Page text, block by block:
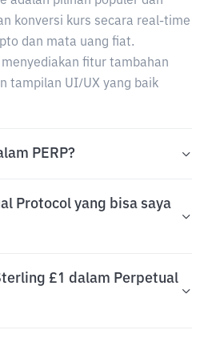
konversi kurs secara real-time
dan mata uang fiat.
fitur tambahan
tampilan UI/UX yang baik
PERP?
Protocol yang bisa saya
£1 dalam Perpetual